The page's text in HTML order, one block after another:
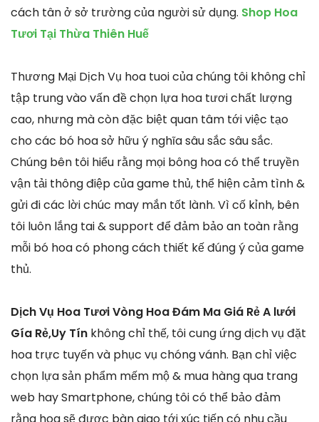
cách tân ở sở trường của người sử dụng. Shop Hoa
Tươi Tại Thừa Thiên Huế
Thương Mại Dịch Vụ hoa tuoi của chúng tôi không chỉ
tập trung vào vấn đề chọn lựa hoa tươi chất lượng
cao, nhưng mà còn đặc biệt quan tâm tới việc tạo
cho các bó hoa sở hữu ý nghĩa sâu sắc sâu sắc.
Chúng bên tôi hiểu rằng mọi bông hoa có thể truyền
vận tải thông điệp của game thủ, thể hiện cảm tình &
gửi đi các lời chúc may mắn tốt lành. Vì cố kỉnh, bên
tôi luôn lắng tai & support để đảm bảo an toàn rằng
mỗi bó hoa có phong cách thiết kế đúng ý của game
thủ.
Dịch Vụ Hoa Tươi Vòng Hoa Đám Ma Giá Rẻ A lưới
Gía Rẻ,Uy Tín không chỉ thế, tôi cung ứng dịch vụ đặt
hoa trực tuyến và phục vụ chóng vánh. Bạn chỉ việc
chọn lựa sản phẩm mếm mộ & mua hàng qua trang
web hay Smartphone, chúng tôi có thể bảo đảm
rằng hoa sẽ được bàn giao tới xúc tiến có nhu cầu